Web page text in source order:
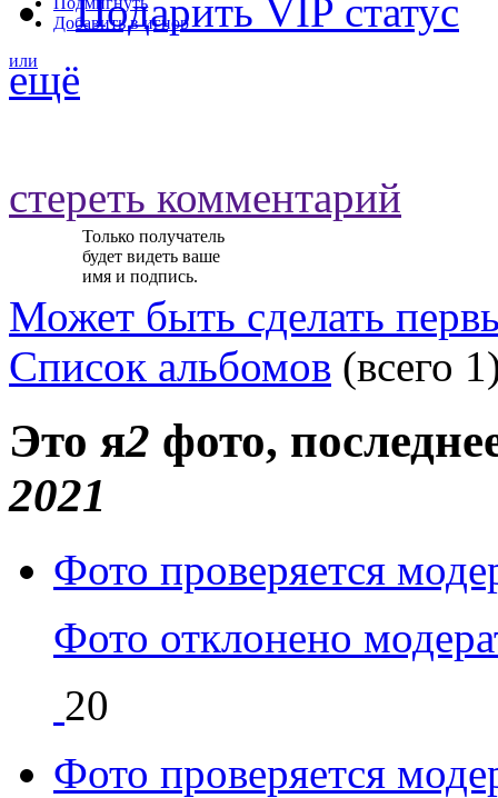
Добавить в игнор
или
Подарить VIP статус
ещё
стереть комментарий
Только получатель
будет видеть ваше
имя и подпись.
Может быть сделать
Список альбомов (всего
Это я2 фото,
2021
Фото проверяется
Фото отклонено
20
Фото проверяется